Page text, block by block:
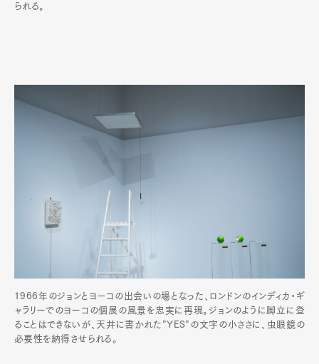
られる。
1966年のジョンとヨーコの出会いの場となった、ロンドンのインディカ・ギ
ャラリーでのヨーコの個展の風景を忠実に再現。ジョンのように脚立に登
ることはできないが、天井に書かれた”YES”の文字の小ささに、虫眼鏡の
必要性を納得させられる。